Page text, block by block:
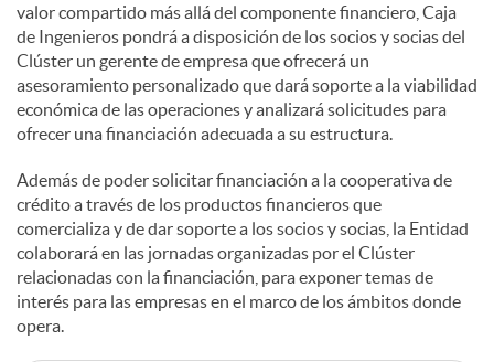
valor compartido más allá del componente financiero, Caja
de Ingenieros pondrá a disposición de los socios y socias del
Clúster un gerente de empresa que ofrecerá un
asesoramiento personalizado que dará soporte a la viabilidad
económica de las operaciones y analizará solicitudes para
ofrecer una financiación adecuada a su estructura.
Además de poder solicitar financiación a la cooperativa de
crédito a través de los productos financieros que
comercializa y de dar soporte a los socios y socias, la Entidad
colaborará en las jornadas organizadas por el Clúster
relacionadas con la financiación, para exponer temas de
interés para las empresas en el marco de los ámbitos donde
opera.